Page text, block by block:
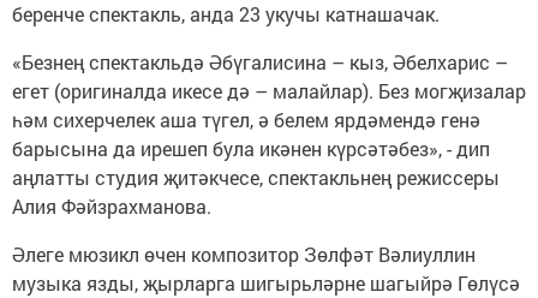
беренче спектакль, анда 23 укучы катнашачак.
«Безнең спектакльдә Әбүгалисина – кыз, Әбелхарис –
егет (оригиналда икесе дә – малайлар). Без могҗизалар
һәм сихерчелек аша түгел, ә белем ярдәмендә генә
барысына да ирешеп була икәнен күрсәтәбез», - дип
аңлатты студия җитәкчесе, спектакльнең режиссеры
Алия Фәйзрахманова.
Әлеге мюзикл өчен композитор Зөлфәт Вәлиуллин
музыка язды, җырларга шигырьләрне шагыйрә Гөлүсә